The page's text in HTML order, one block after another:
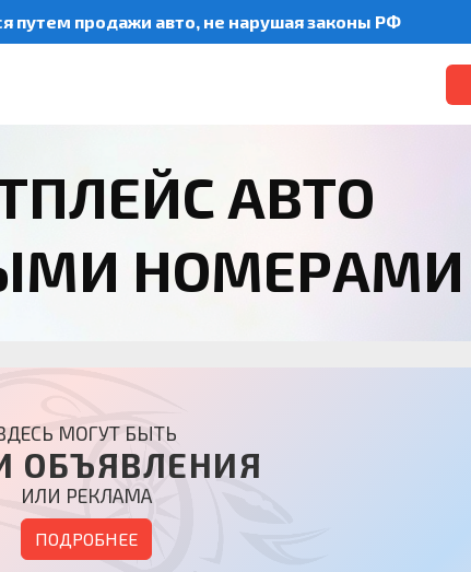
путем продажи авто, не нарушая законы РФ
АВТО
НОМЕРАМИ
МОГУТ БЫТЬ
ОБЪЯВЛЕНИЯ
ИЛИ РЕКЛАМА
ПОДРОБНЕЕ